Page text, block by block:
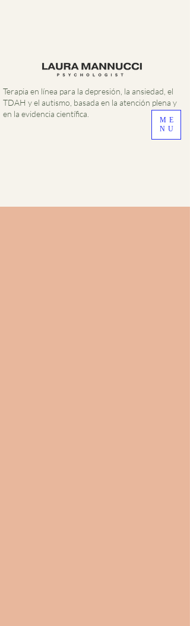
ME
NU
Terapia en línea para la depresión, la ansiedad, el
TDAH y el autismo, basada en la atención plena y
en la evidencia científica.